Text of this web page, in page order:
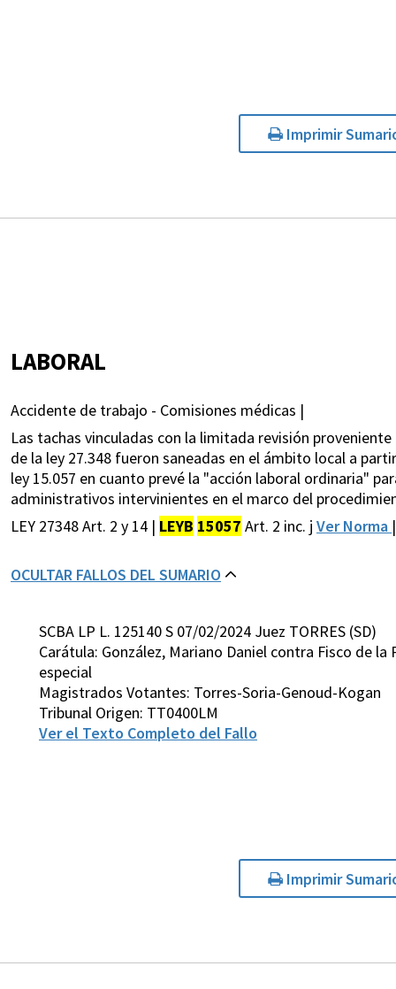
Imprimir
LABORAL
Accidente de trabajo - Comisiones médicas |
Las tachas vinculadas con la limitada revisión
de la ley 27.348 fueron saneadas en el ámbito local a
ley 15.057 en cuanto prevé la "acción laboral ordinaria"
administrativos intervinientes en el marco del
LEY 27348 Art. 2 y 14 | LEYB 15057 Art. 2 inc. j Ver Norma |
OCULTAR FALLOS DEL SUMARIO
SCBA LP L. 125140 S 07/02/2024 Juez TORRES (SD)
Carátula: González, Mariano Daniel contra Fisco de
especial
Magistrados Votantes: Torres-Soria-Genoud-Kogan
Tribunal Origen: TT0400LM
Ver el Texto Completo del Fallo
Imprimir